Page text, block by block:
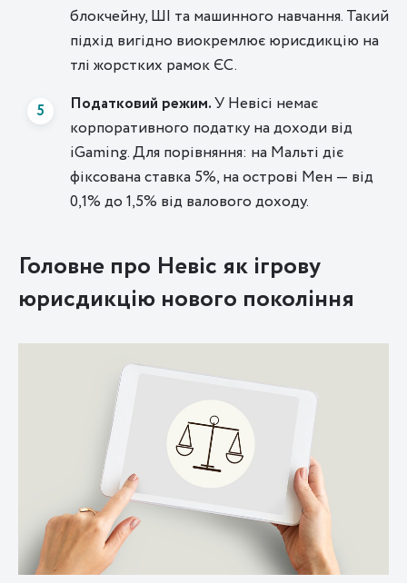
блокчейну, ШІ та машинного навчання. Такий
підхід вигідно виокремлює юрисдикцію на
тлі жорстких рамок ЄС.
Податковий режим.У Невісі немає
корпоративного податку на доходи від
iGaming. Для порівняння: на Мальті діє
фіксована ставка 5%, на острові Мен — від
0,1% до 1,5% від валового доходу.
Головне про Невіс як ігрову
юрисдикцію нового покоління